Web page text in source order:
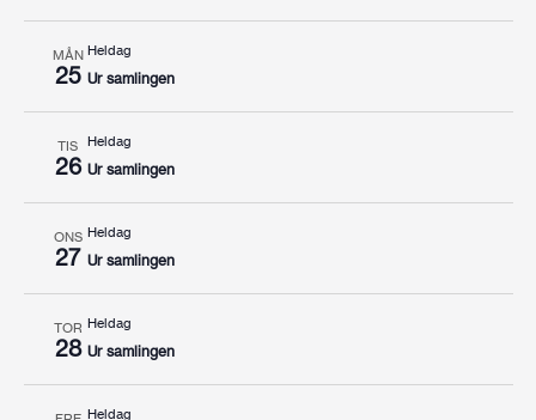
MÅN
25
Heldag
Ur samlingen
TIS
26
Heldag
Ur samlingen
ONS
27
Heldag
Ur samlingen
TOR
28
Heldag
Ur samlingen
Heldag